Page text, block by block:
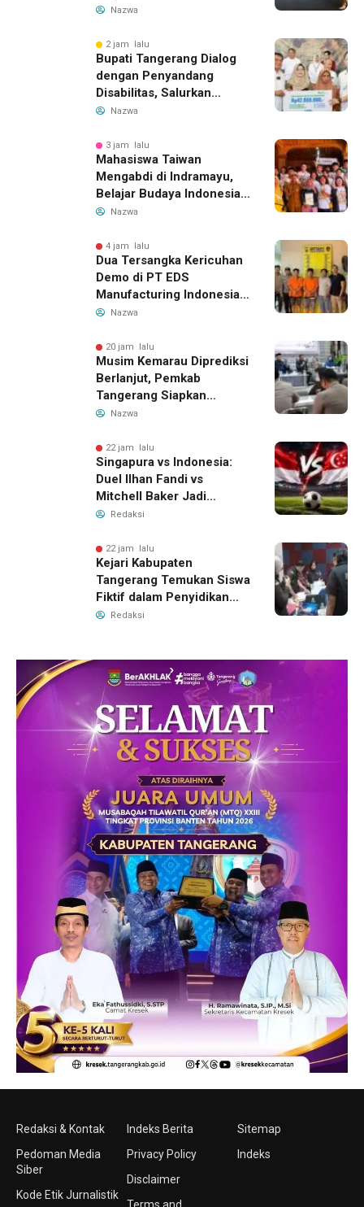
14 Agustus 2026, Garuda
Bandung-Denpasar
Nazwa
2 jam lalu
Bupati Tangerang Dialog
dengan Penyandang
Disabilitas, Salurkan
Bantuan dan Tampung
Nazwa
3 jam lalu
Mahasiswa Taiwan
Mengabdi di Indramayu,
Belajar Budaya Indonesia
dan Edukasi Pekerja
Nazwa
4 jam lalu
Dua Tersangka Kericuhan
Demo di PT EDS
Manufacturing Indonesia
Ditahan, Polda Banten
Pengelolaan Limbah
Nazwa
20 jam lalu
Musim Kemarau Diprediksi
Berlanjut, Pemkab
Tangerang Siapkan
Langkah Antisipasi Krisis
Nazwa
22 jam lalu
Singapura vs Indonesia:
Duel Ilhan Fandi vs
Mitchell Baker Jadi
Sorotan di Piala AFF 2026
Redaksi
22 jam lalu
Kejari Kabupaten
Tangerang Temukan Siswa
Fiktif dalam Penyidikan
Dana BOP PKBM
Redaksi
Redaksi & Kontak
Pedoman Media
Siber
Kode Etik Jurnalistik
Indeks Berita
Privacy Policy
Disclaimer
Sitemap
Indeks